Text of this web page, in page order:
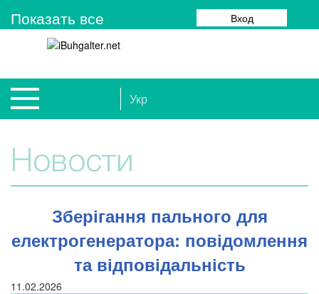
Показать все Вход
Укр
Новости
Зберігання пального для
електрогенератора: повідомлення
та відповідальність
11.02.2026